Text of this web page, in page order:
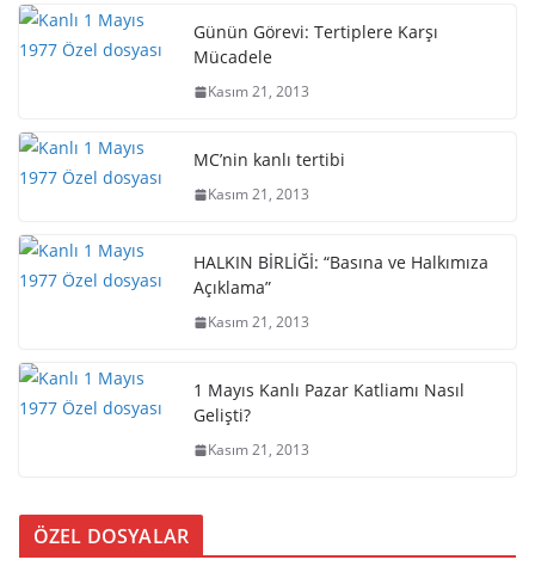
Günün Görevi: Tertiplere Karşı
Mücadele
Kasım 21, 2013
MC’nin kanlı tertibi
Kasım 21, 2013
HALKIN BİRLİĞİ: “Basına ve Halkımıza
Açıklama”
Kasım 21, 2013
1 Mayıs Kanlı Pazar Katliamı Nasıl
Gelişti?
Kasım 21, 2013
ÖZEL DOSYALAR